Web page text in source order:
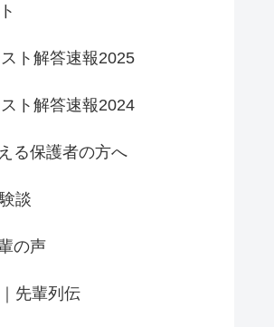
ト解答速報2025
ト解答速報2024
る保護者の方へ
談
の声
先輩列伝